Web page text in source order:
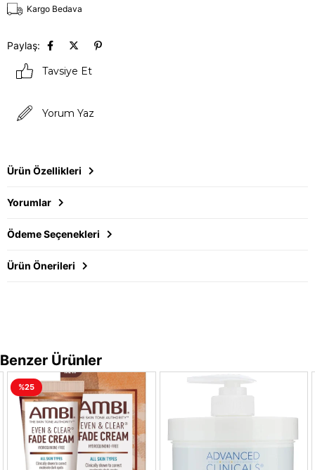
Kargo Bedava
Paylaş:
Tavsiye Et
Yorum Yaz
Ürün Özellikleri
Yorumlar
Ödeme Seçenekleri
Ürün Önerileri
Benzer Ürünler
%25